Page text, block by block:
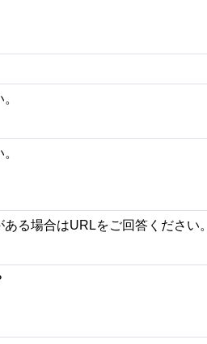
る場合はURLをご回答ください。